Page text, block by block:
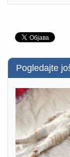
Pogledajte